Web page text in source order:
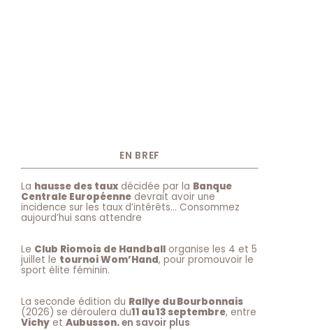
EN BREF
La hausse des taux décidée par la Banque
Centrale Européenne devrait avoir une
incidence sur les taux d’intérêts… Consommez
aujourd’hui sans attendre
Le Club Riomois de Handball organise les 4 et 5
juillet le tournoi Wom’Hand, pour promouvoir le
sport élite féminin.
La seconde édition du Rallye du Bourbonnais
(2026) se déroulera du11 au 13 septembre, entre
Vichy et Aubusson.en savoir plus